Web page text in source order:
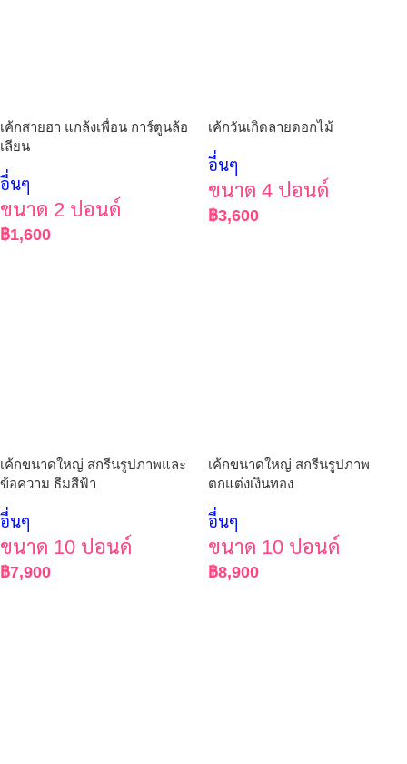
เค้กสายฮา แกล้งเพื่อน การ์ตูนล้อ
เลียน
อื่นๆ
ขนาด 2 ปอนด์
฿1,600
เค้กวันเกิดลายดอกไม้
อื่นๆ
ขนาด 4 ปอนด์
฿3,600
เค้กขนาดใหญ่ สกรีนรูปภาพและ
ข้อความ ธีมสีฟ้า
อื่นๆ
ขนาด 10 ปอนด์
฿7,900
เค้กขนาดใหญ่ สกรีนรูปภาพ
ตกแต่งเงินทอง
อื่นๆ
ขนาด 10 ปอนด์
฿8,900